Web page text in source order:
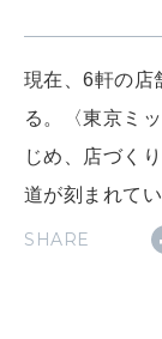
2026年9月号
2026年7月号「
現在、6軒の店
る。〈東京ミ
じめ、店づく
道が刻まれて
SHARE